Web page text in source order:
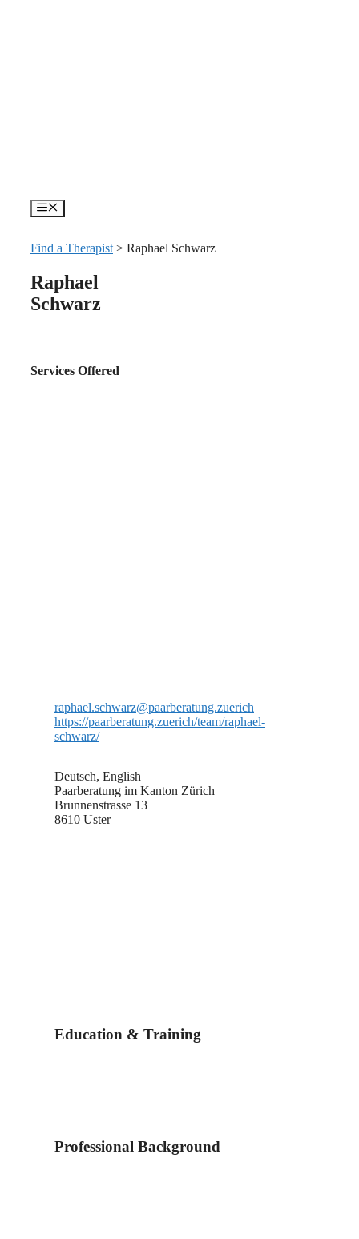
Menu
Find a Therapist > Raphael Schwarz
Raphael
Schwarz
Services Offered
raphael.schwarz@paarberatung.zuerich
https://paarberatung.zuerich/team/raphael-
schwarz/
Deutsch, English
Paarberatung im Kanton Zürich
Brunnenstrasse 13
8610 Uster
Education & Training
Professional Background